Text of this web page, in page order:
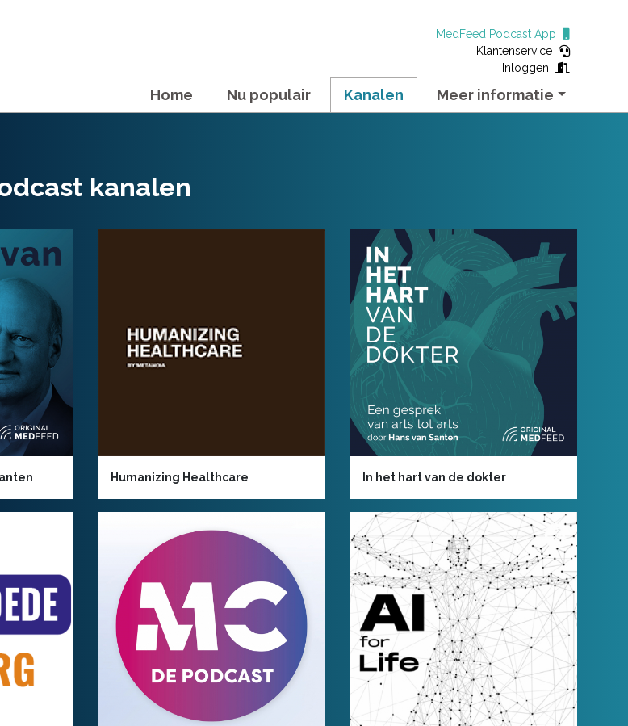
MedFeed Podcast App
Klantenservice
Inloggen
Home Nu populair Kanalen Meer informatie
kanalen
Humanizing Healthcare In het hart van de dokter